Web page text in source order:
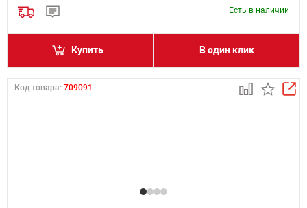
Есть в наличии
Купить В один клик
Код товара: 709091